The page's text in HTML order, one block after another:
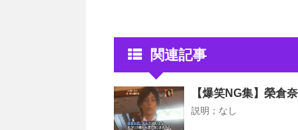
関連記事
【爆笑NG集】榮倉
説明；なし